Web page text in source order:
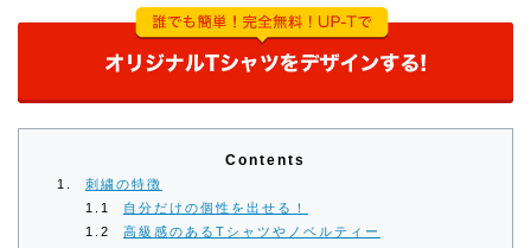
Contents
刺繍の特徴
自分だけの個性を出せる！
高級感のあるTシャツやノベルティー